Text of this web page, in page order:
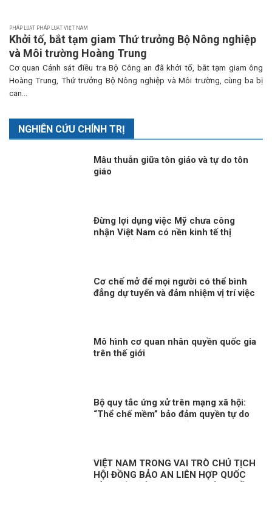
PHÁP LUẬT PHÁP LUẬT VIỆT NAM
Khởi tố, bắt tạm giam Thứ trưởng Bộ Nông nghiệp
và Môi trường Hoàng Trung
Cơ quan Cảnh sát điều tra Bộ Công an đã khởi tố, bắt tạm giam ông
Hoàng Trung, Thứ trưởng Bộ Nông nghiệp và Môi trường, cùng ba bị
can...
NGHIÊN CỨU CHÍNH TRỊ
Mâu thuẫn giữa tôn giáo và tự do tôn
giáo
Đừng lợi dụng việc Mỹ chưa công
nhận Việt Nam có nền kinh tế thị
Cơ chế mở để mọi người có thể bình
đẳng dự tuyển và đảm nhiệm vị trí việc
Mô hình cơ quan nhân quyền quốc gia
trên thế giới
Bộ quy tắc ứng xử trên mạng xã hội:
“Thể chế mềm” bảo đảm quyền tự do
VIỆT NAM TRONG VAI TRÒ CHỦ TỊCH
HỘI ĐỒNG BẢO AN LIÊN HỢP QUỐC